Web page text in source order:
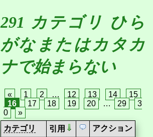
291 カテゴリ ひら
がなまたはカタカ
ナで始まらない
« 1 2 … 12 13 14
15
16
17 18 19 20 … 29
3
0
»
カテゴリ
引用
アクション